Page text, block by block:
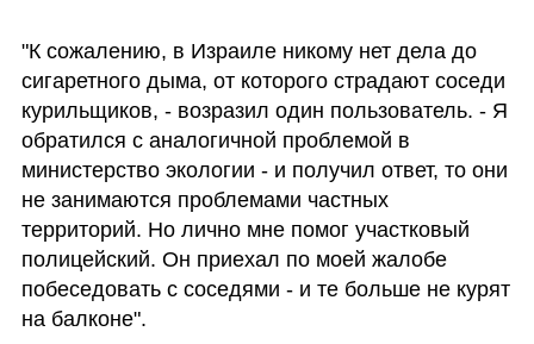
"К сожалению, в Израиле никому нет дела до
сигаретного дыма, от которого страдают соседи
курильщиков, - возразил один пользователь. - Я
обратился с аналогичной проблемой в
министерство экологии - и получил ответ, то они
не занимаются проблемами частных
территорий. Но лично мне помог участковый
полицейский. Он приехал по моей жалобе
побеседовать с соседями - и те больше не курят
на балконе".